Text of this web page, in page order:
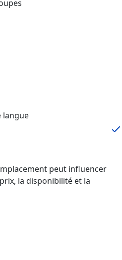
langue
peut influencer
la disponibilité et la